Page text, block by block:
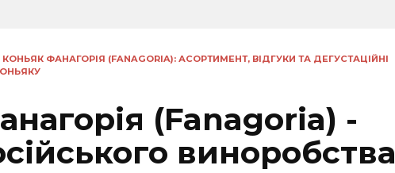
КОНЬЯК ФАНАГОРІЯ (FANAGORIA): АСОРТИМЕНТ, ВІДГУКИ ТА ДЕГУСТАЦІЙНІ
(Fanagoria) -
виноробства